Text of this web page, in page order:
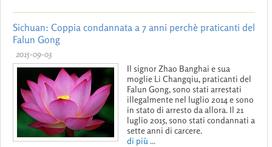
Sichuan: Coppia condannata a 7 anni perchè praticanti del
Falun Gong
2015-09-03
Il signor Zhao Banghai e sua
moglie Li Changqiu, praticanti del
Falun Gong, sono stati arrestati
illegalmente nel luglio 2014 e sono
in stato di arresto da allora. Il 21
luglio 2015, sono stati condannati a
sette anni di carcere.
di più ...